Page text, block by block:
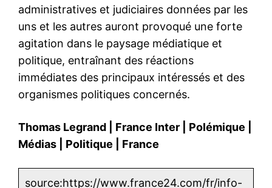
administratives et judiciaires données par les
uns et les autres auront provoqué une forte
agitation dans le paysage médiatique et
politique, entraînant des réactions
immédiates des principaux intéressés et des
organismes politiques concernés.
Thomas Legrand France Inter Polémique
Médias
Politique France
source:https://www.france24.com/fr/info-